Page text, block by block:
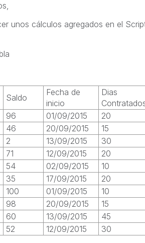
unos cálculos agregados en el
Saldo
Fecha de
inicio
Dias
96 01/09/2015
20
46 20/09/2015
15
2 13/09/2015
30
71 12/09/2015
20
54 02/09/2015
10
35 17/09/2015
20
100 01/09/2015
10
98 20/09/2015
15
60 13/09/2015
45
52 12/09/2015
30